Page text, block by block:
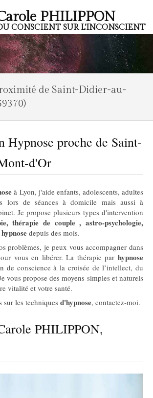
PHILIPPON
CONSCIENT SUR L’INCONSCIENT
de Saint-Didier-au-
Hypnose proche de Saint-
d'Or
à Lyon, j'aide enfants, adolescents, adultes
lors de séances à domicile mais aussi à
Je propose plusieurs types d'intervention
thérapie de couple , astro-psychologie,
depuis des mois.
problèmes, je peux vous accompagner dans
vous en libérer. La thérapie par hypnose
de conscience à la croisée de l’intellect, du
vous propose des moyens simples et naturels
vitalité et votre santé.
sur les techniques d'hypnose, contactez-moi.
PHILIPPON,